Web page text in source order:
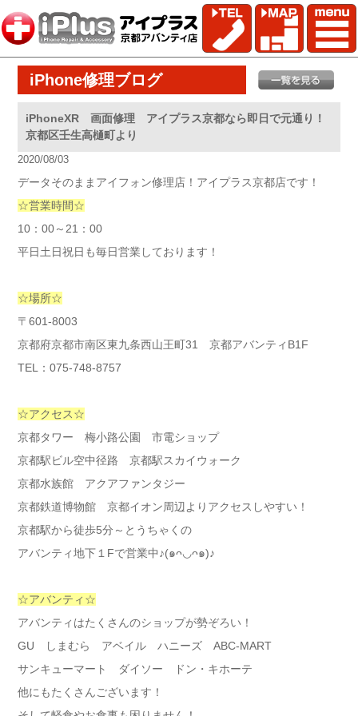
iPhone修理ブログ
iPhoneXR 画面修理 アイプラス京都なら即日で元通り！
京都区壬生高樋町より
2020/08/03
データそのままアイフォン修理店！アイプラス京都店です！
☆営業時間☆
10：00～21：00
平日土日祝日も毎日営業しております！
☆場所☆
〒601-8003
京都府京都市南区東九条西山王町31 京都アバンティB1F
TEL：075-748-8757
☆アクセス☆
京都タワー 梅小路公園 市電ショップ
京都駅ビル空中径路 京都駅スカイウォーク
京都水族館 アクアファンタジー
京都鉄道博物館 京都イオン周辺よりアクセスしやすい！
京都駅から徒歩5分～とうちゃくの
アバンティ地下１Fで営業中♪(๑ᴖ◡ᴖ๑)♪
☆アバンティ☆
アバンティはたくさんのショップが勢ぞろい！
GU しまむら アベイル ハニーズ ABC-MART
サンキューマート ダイソー ドン・キホーテ
他にもたくさんございます！